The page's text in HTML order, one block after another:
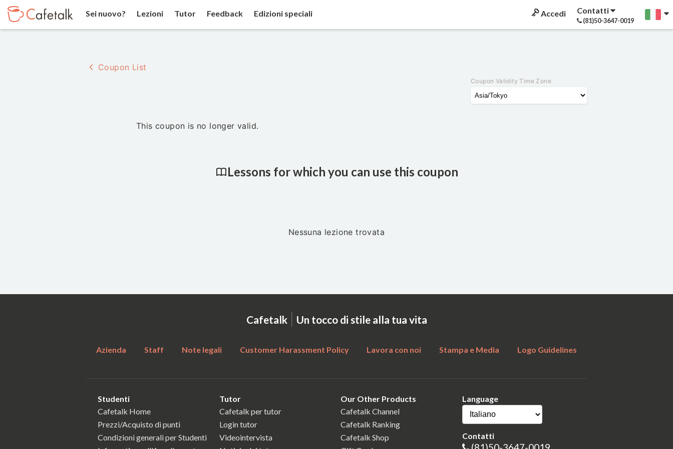
Sei nuovo? Lezioni Tutor Feedback Edizioni speciali Accedi Contatti
(81)50-3647-0019
Coupon List
Coupon Validity Time Zone
This coupon is no longer valid.
Lessons for which you can use this coupon
Nessuna lezione trovata
Cafetalk | Un tocco di stile alla tua vita
Azienda Staff Note legali Customer Harassment Policy Lavora con noi Stampa e Media Logo Guidelines
Studenti
Cafetalk Home
Prezzi/Acquisto di punti
Condizioni generali per Studenti
Tutor
Cafetalk per tutor
Login tutor
Videointervista
Our Other Products
Cafetalk Channel
Cafetalk Ranking
Cafetalk Shop
Language
Contatti